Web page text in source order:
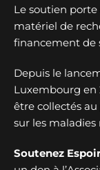
Le soutien
matériel de
financement de
Depuis le
Luxembourg en
être collectés
sur les maladies
Soutenez